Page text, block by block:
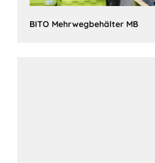
BITO Mehrwegbehälter MB